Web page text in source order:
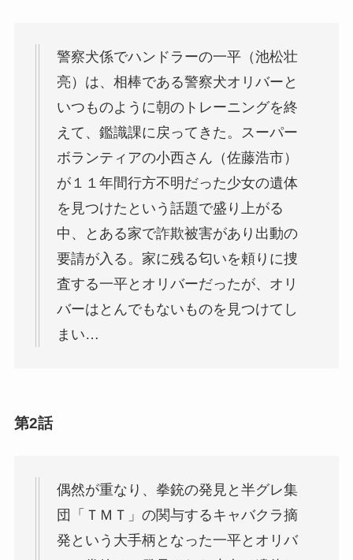
警察犬係でハンドラーの一平（池松壮
亮）は、相棒である警察犬オリバーと
いつものように朝のトレーニングを終
えて、鑑識課に戻ってきた。スーパー
ボランティアの小西さん（佐藤浩市）
が１１年間行方不明だった少女の遺体
を見つけたという話題で盛り上がる
中、とある家で詐欺被害があり出動の
要請が入る。家に残る匂いを頼りに捜
査する一平とオリバーだったが、オリ
バーはとんでもないものを見つけてし
まい…
第2話
偶然が重なり、拳銃の発見と半グレ集
団「ＴＭＴ」の関与するキャバクラ摘
発という大手柄となった一平とオリバ